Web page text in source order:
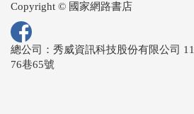
Copyright © 國家網路書店
總公司：秀威資訊科技股份有限公司
76巷65號